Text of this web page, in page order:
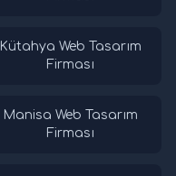
Kütahya Web Tasarım
Firması
Manisa Web Tasarım
Firması